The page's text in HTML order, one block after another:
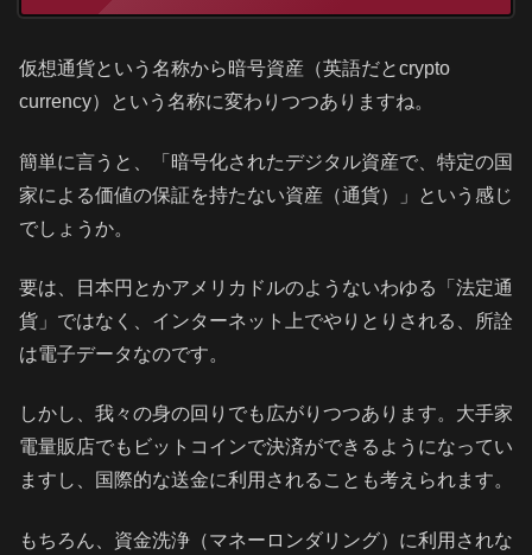
仮想通貨という名称から暗号資産（英語だとcrypto
currency）という名称に変わりつつありますね。
簡単に言うと、「暗号化されたデジタル資産で、特定の国
家による価値の保証を持たない資産（通貨）」という感じ
でしょうか。
要は、日本円とかアメリカドルのようないわゆる「法定通
貨」ではなく、インターネット上でやりとりされる、所詮
は電子データなのです。
しかし、我々の身の回りでも広がりつつあります。大手家
電量販店でもビットコインで決済ができるようになってい
ますし、国際的な送金に利用されることも考えられます。
もちろん、資金洗浄（マネーロンダリング）に利用されな